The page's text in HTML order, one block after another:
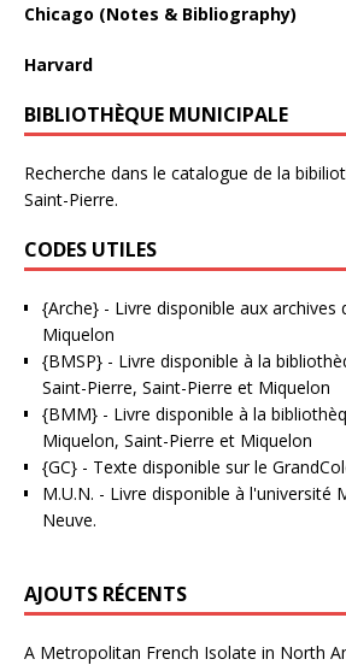
Chicago (Notes & Bibliography)
Harvard
BIBLIOTHÈQUE MUNICIPALE
Recherche dans le catalogue de la
Saint-Pierre.
CODES UTILES
{Arche} - Livre disponible aux archives
Miquelon
{BMSP} - Livre disponible à la
Saint-Pierre, Saint-Pierre et Miquelon
{BMM} - Livre disponible à la
Miquelon, Saint-Pierre et Miquelon
{GC} - Texte disponible sur le
M.U.N. - Livre disponible à l'université
Neuve.
AJOUTS RÉCENTS
A Metropolitan French Isolate in North